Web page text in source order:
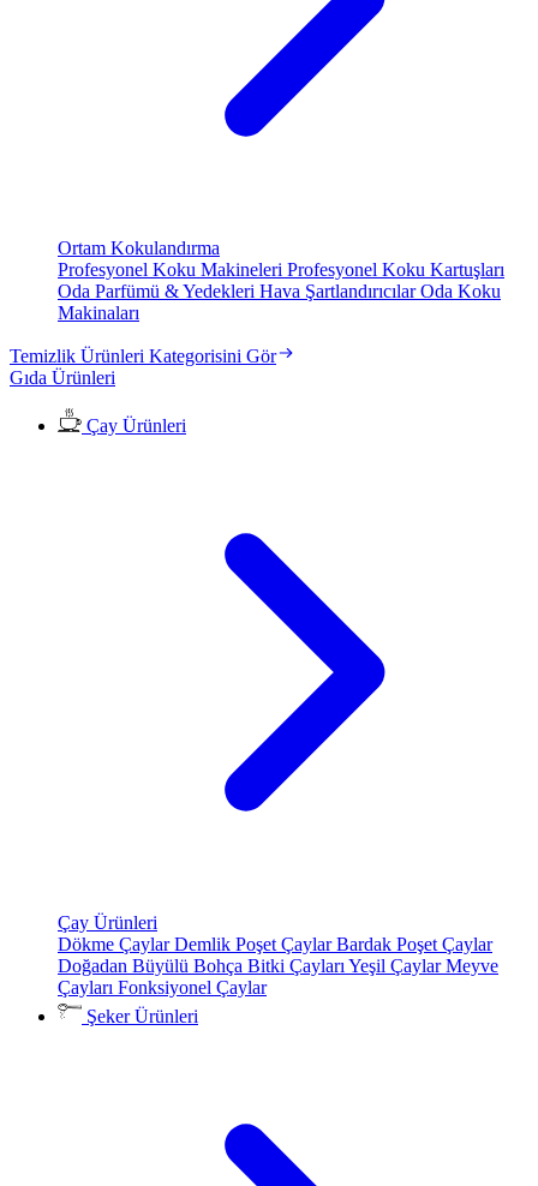
Ortam Kokulandırma
Profesyonel Koku Makineleri Profesyonel Koku Kartuşları
Oda Parfümü & Yedekleri Hava ŞartlandırıcılarOda Koku
Makinaları
Temizlik Ürünleri Kategorisini Gör
Gıda Ürünleri
Çay Ürünleri
Çay Ürünleri
Dökme ÇaylarDemlik Poşet ÇaylarBardak Poşet Çaylar
Doğadan Büyülü Bohça Bitki Çayları Yeşil ÇaylarMeyve
Çayları Fonksiyonel Çaylar
Şeker Ürünleri